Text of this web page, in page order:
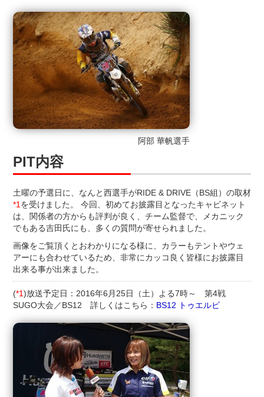
阿部 華帆選手
PIT内容
土曜の予選日に、なんと西選手がRIDE & DRIVE（BS組）の取材
*1 を受けました。 今回、初めてお披露目となったキャビネット
は、関係者の方からも評判が良く、チーム監督で、メカニック
でもある吉田氏にも、多くの質問が寄せられました。
画像をご覧頂くとおわかりになる様に、カラーもテントやウェ
アーにも合わせているため、非常にカッコ良く皆様にお披露目
出来る事が出来ました。
(*1)放送予定日：2016年6月25日（土）よる7時～ 第4戦
SUGO大会／BS12 詳しくはこちら： BS12 トゥエルビ